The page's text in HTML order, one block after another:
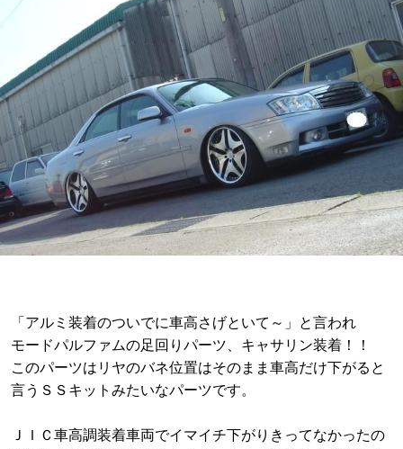
「アルミ装着のついでに車高さげといて～」と言われ
モードパルファムの足回りパーツ、キャサリン装着！！
このパーツはリヤのバネ位置はそのまま車高だけ下がると
言うＳＳキットみたいなパーツです。
ＪＩＣ車高調装着車両でイマイチ下がりきってなかったの